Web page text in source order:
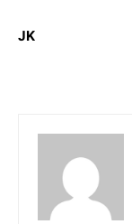
JK